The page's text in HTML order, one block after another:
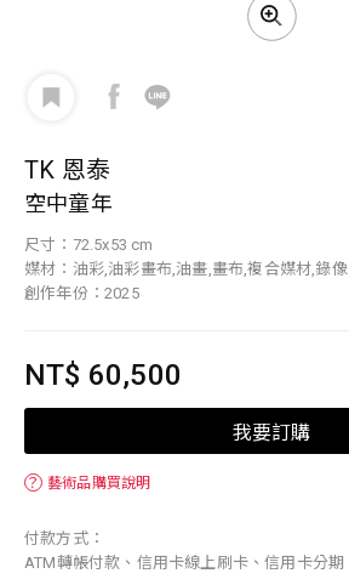
TK 恩泰
空中童年
尺寸：72.5x53 cm
媒材：油彩,油彩畫布,油畫,畫布,複合媒材,錄像
創作年份：2025
NT$ 60,500
我要訂購
？ 藝術品購買說明
付款方式：
ATM轉帳付款、信用卡線上刷卡、信用卡分期